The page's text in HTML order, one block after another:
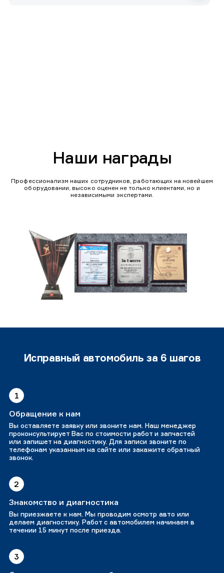
Наши награды
Профессионализм наших сотрудников, работающих на новейшем
оборудовании, высоко оценен не только клиентами, но и
независимыми экспертами.
Исправный автомобиль за 6 шагов
1
Обращение к нам
Вы оставляете заявку или звоните нам. Наш менеджер
проконсультирует Вас по стоимости работ и запчастей
или запишет на диагностику. Для записи звоните по
телефонам указанным на сайте или закажите обратный
звонок.
2
Знакомство и диагностика
Вы приезжаете к нам. Мы проводим осмотр авто или
делаем диагностику. Работ с автомобилем начинаем в
течении 15 минут после приезда.
3